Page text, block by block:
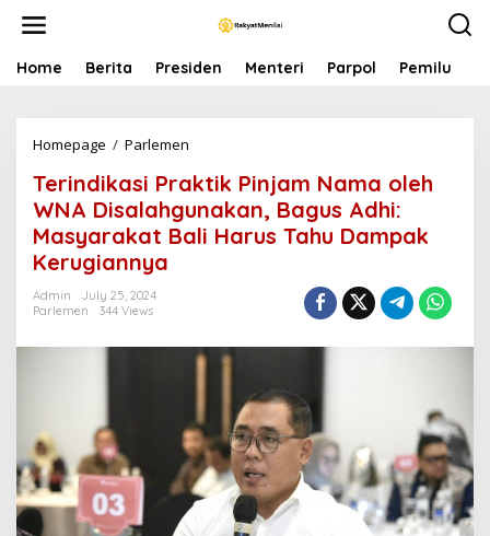
Home Berita Presiden Menteri Parpol Pemilu
Homepage / Parlemen
r
n
d
P
k
t
i
k
P
Terindikasi Praktik Pinjam Nama oleh
WNA Disalahgunakan, Bagus Adhi:
Masyarakat Bali Harus Tahu Dampak
Kerugiannya
Admin
July 25, 2024
Parlemen
344 Views